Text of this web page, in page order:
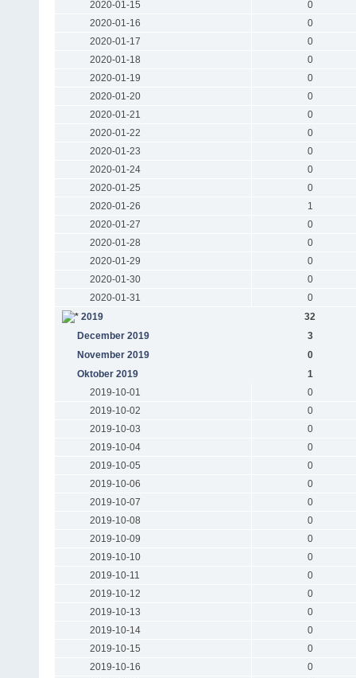
2020-01-15
0
2020-01-16
0
2020-01-17
0
2020-01-18
0
2020-01-19
0
2020-01-20
0
2020-01-21
0
2020-01-22
0
2020-01-23
0
2020-01-24
0
2020-01-25
0
2020-01-26
1
2020-01-27
0
2020-01-28
0
2020-01-29
0
2020-01-30
0
2020-01-31
0
2019
32
December 2019
3
November 2019
0
Oktober 2019
1
2019-10-01
0
2019-10-02
0
2019-10-03
0
2019-10-04
0
2019-10-05
0
2019-10-06
0
2019-10-07
0
2019-10-08
0
2019-10-09
0
2019-10-10
0
2019-10-11
0
2019-10-12
0
2019-10-13
0
2019-10-14
0
2019-10-15
0
2019-10-16
0